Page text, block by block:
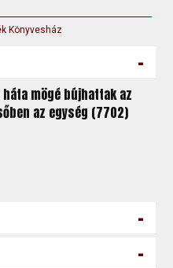
Könyvesház
-
mögé bújhattak az
az egység (7702)
-
-